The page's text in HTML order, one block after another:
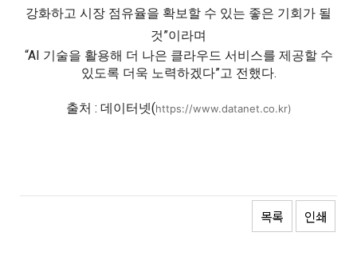
강화하고 시장 점유율을 확보할 수 있는 좋은 기회가 될
것”이라며
“AI 기술을 활용해 더 나은 클라우드 서비스를 제공할 수
있도록 더욱 노력하겠다”고 전했다.
출처 : 데이터넷(https://www.datanet.co.kr)
목록 인쇄